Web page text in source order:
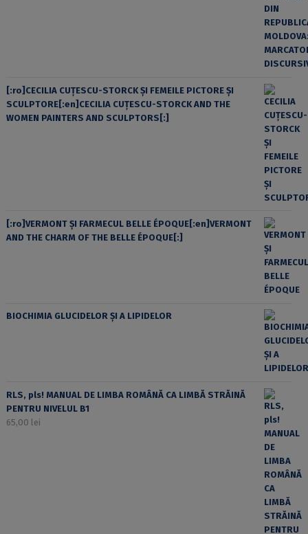
[:ro]CECILIA CUŢESCU-STORCK ŞI FEMEILE PICTORE ŞI
SCULPTORE[:en]CECILIA CUŢESCU-STORCK AND THE
WOMEN PAINTERS AND SCULPTORS[:]
[:ro]VERMONT ȘI FARMECUL BELLE ÉPOQUE[:en]VERMONT
AND THE CHARM OF THE BELLE ÉPOQUE[:]
BIOCHIMIA GLUCIDELOR ȘI A LIPIDELOR
RLS, pls! MANUAL DE LIMBA ROMÂNĂ CA LIMBĂ STRĂINĂ
PENTRU NIVELUL B1
65,00 lei